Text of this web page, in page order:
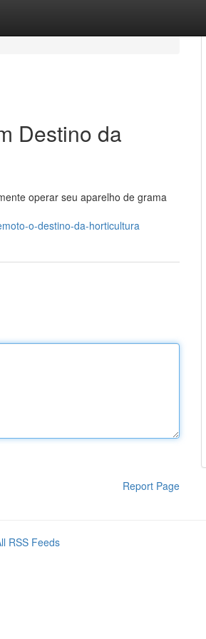
Destino da
operar seu aparelho de grama
o-destino-da-horticultura
Report Page
RSS Feeds